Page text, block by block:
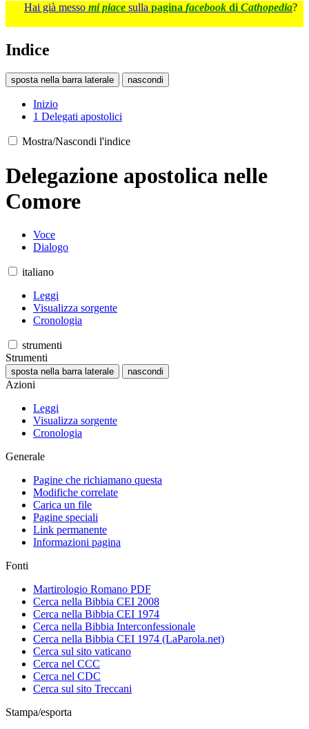
Hai già messo mi piace sulla pagina facebook di Cathopedia?
Indice
sposta nella barra laterale nascondi
Inizio
1 Delegati apostolici
Mostra/Nascondi l'indice
Delegazione apostolica nelle
Comore
Voce
Dialogo
italiano
Leggi
Visualizza sorgente
Cronologia
strumenti
Strumenti
sposta nella barra laterale nascondi
Azioni
Leggi
Visualizza sorgente
Cronologia
Generale
Pagine che richiamano questa
Modifiche correlate
Carica un file
Pagine speciali
Link permanente
Informazioni pagina
Fonti
Martirologio Romano PDF
Cerca nella Bibbia CEI 2008
Cerca nella Bibbia CEI 1974
Cerca nella Bibbia Interconfessionale
Cerca nella Bibbia CEI 1974 (LaParola.net)
Cerca sul sito vaticano
Cerca nel CCC
Cerca nel CDC
Cerca sul sito Treccani
Stampa/esporta